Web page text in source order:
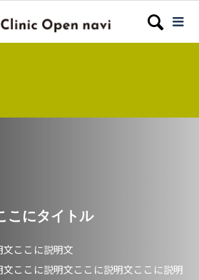
こにタイトル
ここに説明文
ここに説明文ここに説明文ここに説明